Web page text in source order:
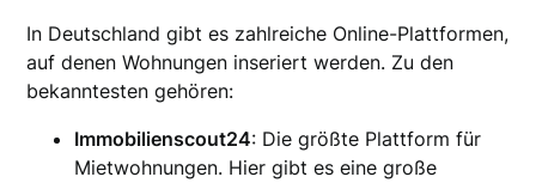
In Deutschland gibt es zahlreiche Online-Plattformen,
auf denen Wohnungen inseriert werden. Zu den
bekanntesten gehören:
Immobilienscout24: Die größte Plattform für
Mietwohnungen. Hier gibt es eine große